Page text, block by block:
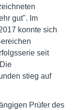
gut". Im
konnte sich
seit
stieg auf
Prüfer des